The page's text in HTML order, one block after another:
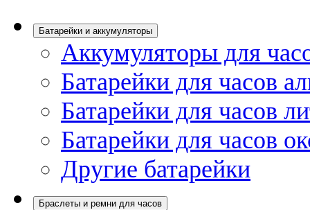
Батарейки и аккумуляторы
Аккумуляторы для
Батарейки для часов
Батарейки для часов
Батарейки для часов
Другие батарейки
Браслеты и ремни для часов